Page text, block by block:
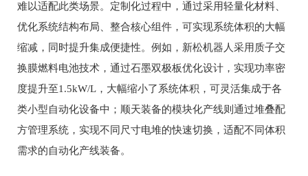
难以适配此类场景。定制化过程中，通过采用轻量化材料、
优化系统结构布局、整合核心组件，可实现系统体积的大幅
缩减，同时提升集成便捷性。例如，新松机器人采用质子交
换膜燃料电池技术，通过石墨双极板优化设计，实现功率密
度提升至1.5kW/L，大幅缩小了系统体积，可灵活集成于各
类小型自动化设备中；顺天装备的模块化产线则通过堆叠配
方管理系统，实现不同尺寸电堆的快速切换，适配不同体积
需求的自动化产线装备。